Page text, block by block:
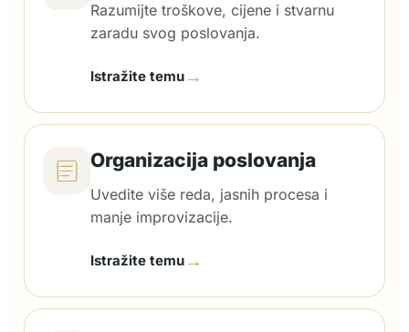
Razumijte troškove, cijene i stvarnu
zaradu svog poslovanja.
Istražite temu →
Organizacija poslovanja
Uvedite više reda, jasnih procesa i
manje improvizacije.
Istražite temu →